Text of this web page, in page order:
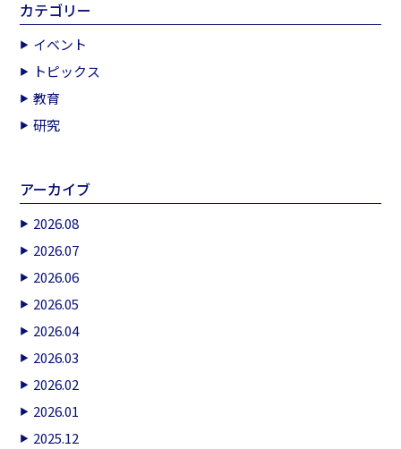
カテゴリー
イベント
トピックス
教育
研究
アーカイブ
2026.08
2026.07
2026.06
2026.05
2026.04
2026.03
2026.02
2026.01
2025.12